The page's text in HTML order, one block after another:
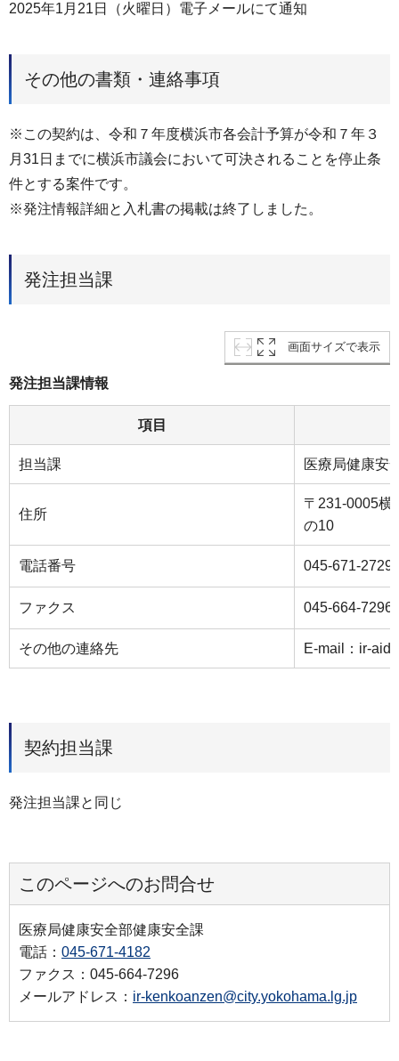
2025年1月21日（火曜日）電子メールにて通知
その他の書類・連絡事項
※この契約は、令和７年度横浜市各会計予算が令和７年３
月31日までに横浜市議会において可決されることを停止条
件とする案件です。
※発注情報詳細と入札書の掲載は終了しました。
発注担当課
画面サイズで表示
発注担当課情報
項目
担当課 医療局健康安
住所
〒231-0005横
の10
電話番号 045-671-2729
ファクス 045-664-7296
その他の連絡先 E-mail：ir-
契約担当課
発注担当課と同じ
このページへのお問合せ
医療局健康安全部健康安全課
電話： 045-671-4182
ファクス：045-664-7296
メールアドレス： ir-kenkoanzen@city.yokohama.lg.jp